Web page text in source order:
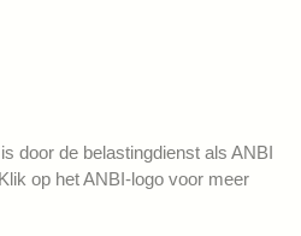
door de belastingdienst als ANBI
op het ANBI-logo voor meer